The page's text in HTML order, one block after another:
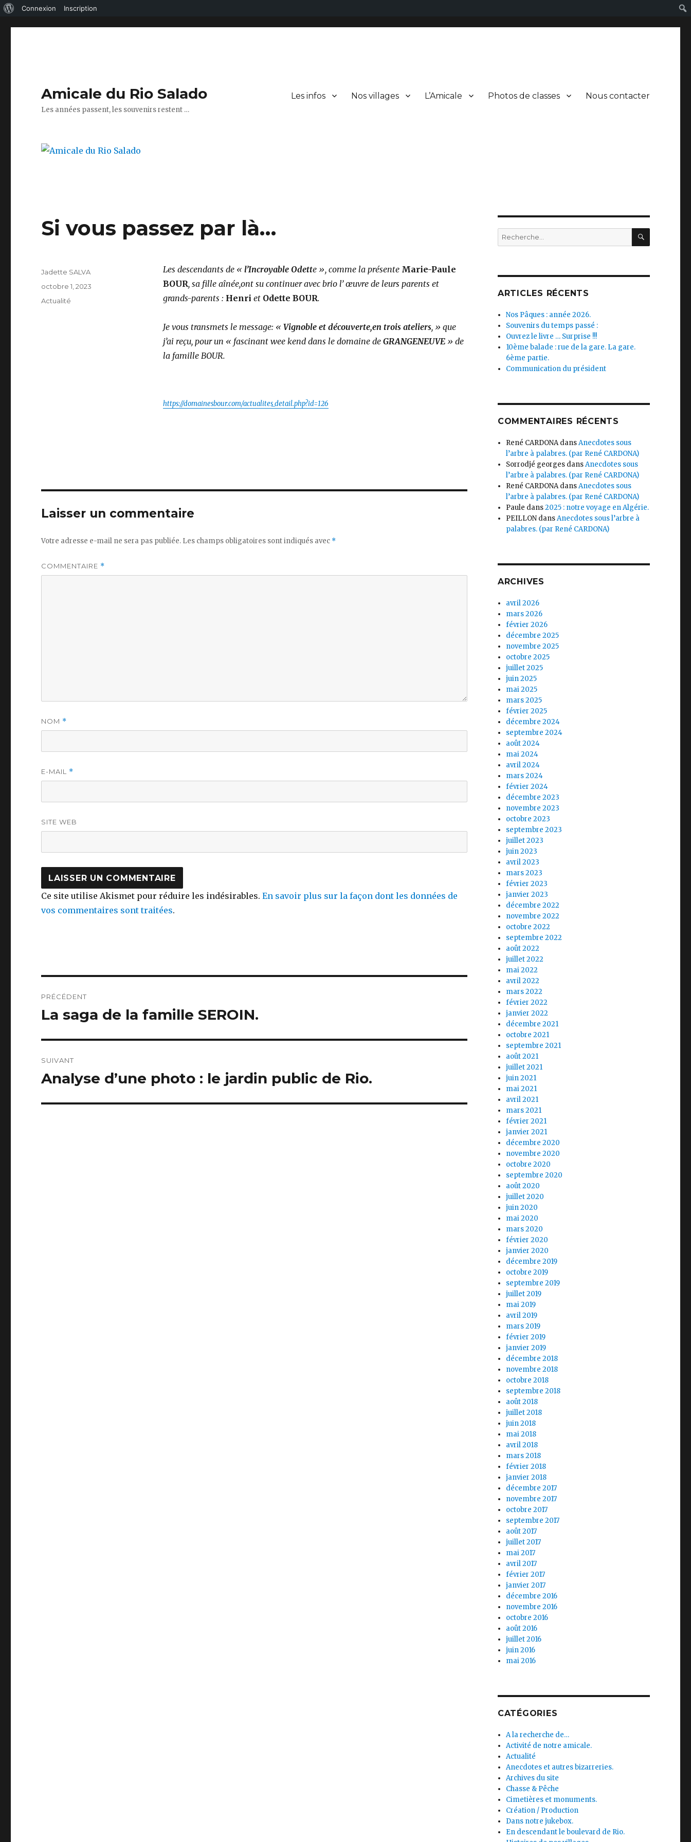
Connexion Inscription
Amicale du Rio Salado
Les années passent, les souvenirs restent …
Les infos Nos villages L’Amicale Photos de classes Nous contacter
Si vous passez par là…
Les descendants de « l’Incroyable Odette », comme la présenteMarie-Paule
BOUR, sa fille aînée,ont su continuer avec brio l’ œuvre de leurs parents et
grands-parents : Henri et Odette BOUR.
Je vous transmets le message: « Vignoble et découverte,en trois ateliers, » que
j’ai reçu, pour un « fascinant wee kend dans le domaine de GRANGENEUVE» de
la famille BOUR.
https://domainesbour.com/actualites_detail.php?id=126
Auteur
Jadette SALVA
Publié
octobre 1, 2023
Catégories
Actualité
Laisser un commentaire
Votre adresse e-mail ne sera pas publiée. Les champs obligatoires sont indiqués avec *
COMMENTAIRE *
NOM *
E-MAIL *
SITE WEB
Ce site utilise Akismet pour réduire les indésirables.En savoir plus sur la façon dont les données de
vos commentaires sont traitées.
de
PRÉCÉDENT
Publication
La saga de la famille SEROIN.
SUIVANT
Publication
Analyse d’une photo : le jardin public de Rio.
Recherche
pour :
ARTICLES RÉCENTS
Nos Pâques : année 2026.
Souvenirs du temps passé :
Ouvrez le livre … Surprise !!!
10ème balade : rue de la gare. La gare.
6ème partie.
Communication du président
COMMENTAIRES RÉCENTS
René CARDONAdansAnecdotes sous
l’arbre à palabres. (par René CARDONA)
Sorrodjé georges dansAnecdotes sous
l’arbre à palabres. (par René CARDONA)
René CARDONAdansAnecdotes sous
l’arbre à palabres. (par René CARDONA)
Paule dans2025 : notre voyage en Algérie.
PEILLON dansAnecdotes sous l’arbre à
palabres. (par René CARDONA)
ARCHIVES
avril 2026
mars 2026
février 2026
décembre 2025
novembre 2025
octobre 2025
juillet 2025
juin 2025
mai 2025
mars 2025
février 2025
décembre 2024
septembre 2024
août 2024
mai 2024
avril 2024
mars 2024
février 2024
décembre 2023
novembre 2023
octobre 2023
septembre 2023
juillet 2023
juin 2023
avril 2023
mars 2023
février 2023
janvier 2023
décembre 2022
novembre 2022
octobre 2022
septembre 2022
août 2022
juillet 2022
mai 2022
avril 2022
mars 2022
février 2022
janvier 2022
décembre 2021
octobre 2021
septembre 2021
août 2021
juillet 2021
juin 2021
mai 2021
avril 2021
mars 2021
février 2021
janvier 2021
décembre 2020
novembre 2020
octobre 2020
septembre 2020
août 2020
juillet 2020
juin 2020
mai 2020
mars 2020
février 2020
janvier 2020
décembre 2019
octobre 2019
septembre 2019
juillet 2019
mai 2019
avril 2019
mars 2019
février 2019
janvier 2019
décembre 2018
novembre 2018
octobre 2018
septembre 2018
août 2018
juillet 2018
juin 2018
mai 2018
avril 2018
mars 2018
février 2018
janvier 2018
décembre 2017
novembre 2017
octobre 2017
septembre 2017
août 2017
juillet 2017
mai 2017
avril 2017
février 2017
janvier 2017
décembre 2016
novembre 2016
octobre 2016
août 2016
juillet 2016
juin 2016
mai 2016
CATÉGORIES
A la recherche de…
Activité de notre amicale.
Actualité
Anecdotes et autres bizarreries.
Archives du site
Chasse & Pêche
Cimetières et monuments.
Création / Production
Dans notre jukebox.
En descendant le boulevard de Rio.